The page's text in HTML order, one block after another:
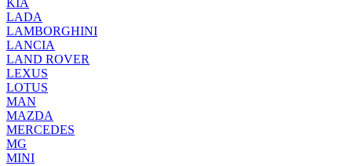
LADA
LAMBORGHINI
LANCIA
LAND ROVER
LEXUS
LOTUS
MAN
MAZDA
MERCEDES
MG
MINI